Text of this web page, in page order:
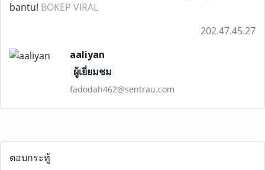
bantu! BOKEP VIRAL
202.47.45.27
aaliyan
ผู้เยี่ยมชม
fadodah462@sentrau.com
ตอบกระทู้